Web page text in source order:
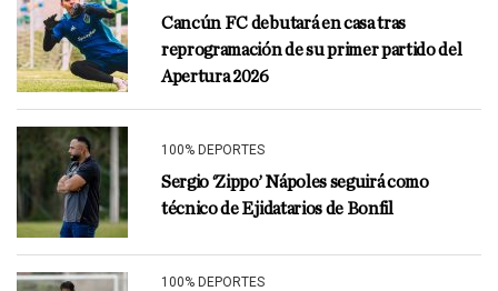
Cancún FC debutará en casa tras
reprogramación de su primer partido del
Apertura 2026
100% DEPORTES
Sergio ‘Zippo’ Nápoles seguirá como
técnico de Ejidatarios de Bonfil
100% DEPORTES